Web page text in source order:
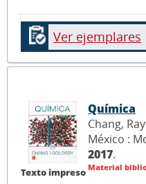
Ver ejemplares
Texto impreso
Química
Chang,
México :
2017.
Material